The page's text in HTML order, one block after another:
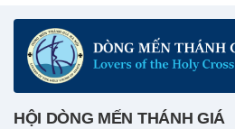
HỘI DÒNG MẾN THÁNH GIÁ